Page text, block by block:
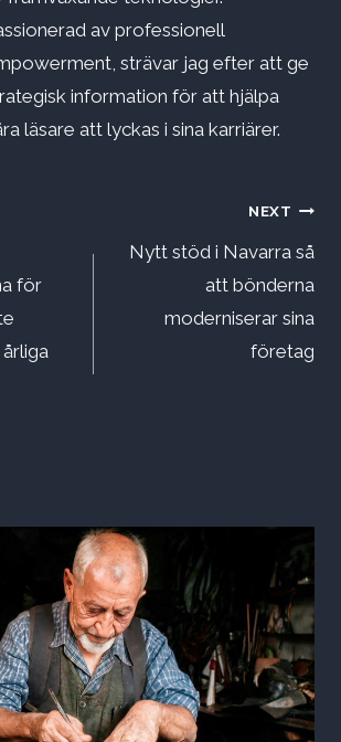
av professionell
strävar jag efter att ge
information för att hjälpa
läsare att lyckas i sina karriärer.
för
NEXT
Nytt stöd i Navarra så
att bönderna
moderniserar sina
företag